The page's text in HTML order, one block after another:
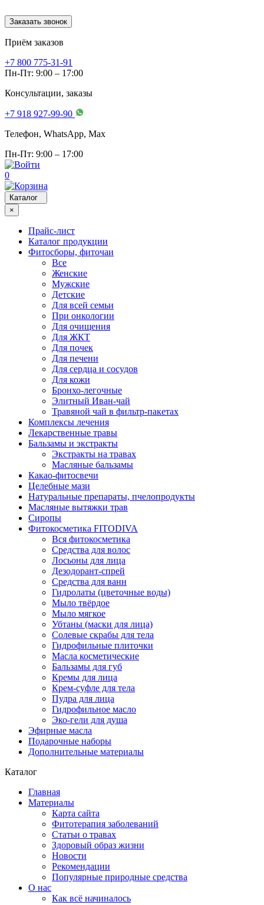
Заказать звонок
Приём заказов
+7 800 775-31-91
Пн-Пт: 9:00 – 17:00
Консультации, заказы
+7 918 927-99-90
Телефон, WhatsApp, Мах
Пн-Пт: 9:00 – 17:00
0
Каталог
×
Прайс-лист
Каталог продукции
Фитосборы, фиточаи
Все
Женские
Мужские
Детские
Для всей семьи
При онкологии
Для очищения
Для ЖКТ
Для почек
Для печени
Для сердца и сосудов
Для кожи
Бронхо-легочные
Элитный Иван-чай
Травяной чай в фильтр-пакетах
Комплексы лечения
Лекарственные травы
Бальзамы и экстракты
Экстракты на травах
Масляные бальзамы
Какао-фитосвечи
Целебные мази
Натуральные препараты, пчелопродукты
Масляные вытяжки трав
Сиропы
Фитокосметика FITODIVA
Вся фитокосметика
Средства для волос
Лосьоны для лица
Дезодорант-спрей
Средства для ванн
Гидролаты (цветочные воды)
Мыло твёрдое
Мыло мягкое
Убтаны (маски для лица)
Солевые скрабы для тела
Гидрофильные плиточки
Масла косметические
Бальзамы для губ
Кремы для лица
Крем-суфле для тела
Пудра для лица
Гидрофильное масло
Эко-гели для душа
Эфирные масла
Подарочные наборы
Дополнительные материалы
Каталог
Главная
Материалы
Карта сайта
Фитотерапия заболеваний
Статьи о травах
Здоровый образ жизни
Новости
Рекомендации
Популярные природные средства
О нас
Как всё начиналось